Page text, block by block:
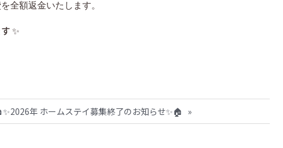
全額返金いたします。
✨
年 ホームステイ募集終了のお知らせ✨🏠 »